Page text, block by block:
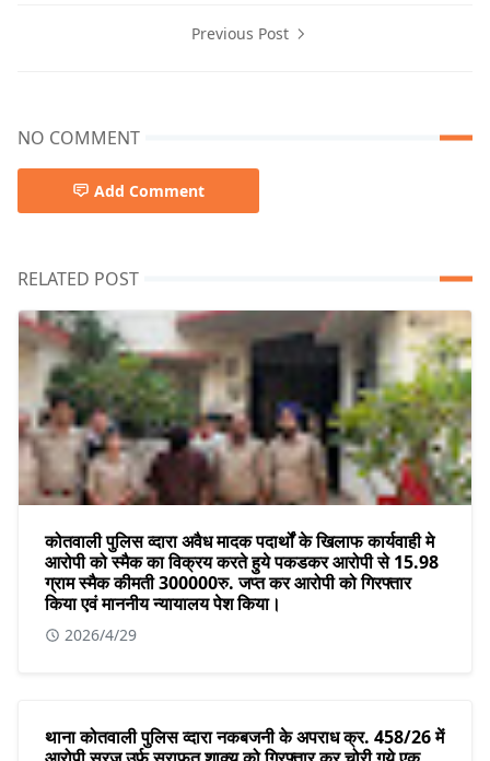
Previous Post
NO COMMENT
Add Comment
RELATED POST
कोतवाली पुलिस व्दारा अवैध मादक पदार्थों के खिलाफ कार्यवाही मे
आरोपी को स्मैक का विक्रय करते हुये पकडकर आरोपी से 15.98
ग्राम स्मैक कीमती 300000रु. जप्त कर आरोपी को गिरफ्तार
किया एवं माननीय न्यायालय पेश किया।
2026/4/29
थाना कोतवाली पुलिस व्दारा नकबजनी के अपराध क्र. 458/26 में